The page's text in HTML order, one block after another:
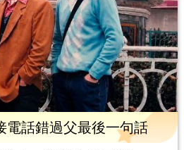
話錯過父最後一句話